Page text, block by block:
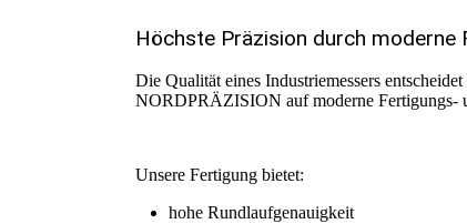
Höchste Präzision durch moderne
Die Qualität eines Industriemessers
NORDPRÄZISION auf moderne Fertigungs-
Unsere Fertigung bietet:
hohe Rundlaufgenauigkeit